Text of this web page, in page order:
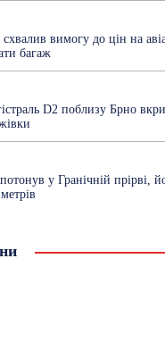
вимогу до цін на
багаж
D2 поблизу Брно
у Гранічній прірві,